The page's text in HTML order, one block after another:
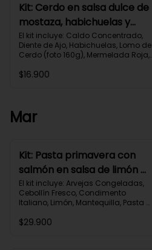
Kit: Cerdo en salsa dulce de
mostaza, habichuelas y
zanahorias asadas-133
El kit incluye: Caldo Concentrado,
Diente de Ajo, Habichuelas, Lomo de
Cerdo (foto 160g), Mermelada Roja,
Impresa.
$16.900
Mar
Kit: Pasta primavera con
salmón en salsa de limón y
vegetales asados-123
El kit incluye: Arvejas Congeladas,
Cebollín Fresco, Condimento
Italiano, Limón, Mantequilla, Pasta
Queso Parmesano, Salmón (120g/p
$29.900